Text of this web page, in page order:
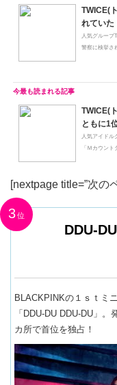
TWICE(
れていた
人気グループ
警察に検挙さ
TWICE(
ともに1
人気アイドル
「Ｍカウン
[nextpage title=”次の
3
DDU-
BLACKPINKの１ｓｔミ
「DDU-DU DDU-DU」
カ所で首位を独占！